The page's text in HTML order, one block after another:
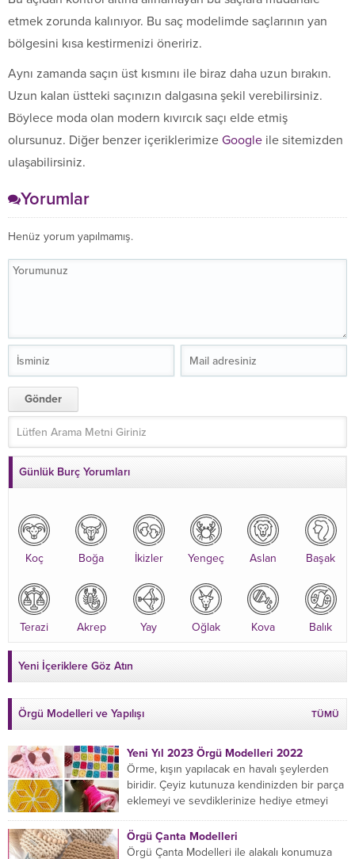
etmek zorunda kalınıyor. Bu saç modelimde saçlarının yan
bölgesini kısa kestirmenizi öneririz.
Aynı zamanda saçın üst kısmını ile biraz daha uzun bırakın.
Uzun kalan üstteki saçınızın dalgasına şekil verebilirsiniz.
Böylece moda olan modern kıvırcık saçı elde etmiş
olursunuz. Diğer benzer içeriklerimize Google ile sitemizden
ulaşabilirsiniz.
Yorumlar
Henüz yorum yapılmamış.
Günlük Burç Yorumları
Koç Boğa İkizler Yengeç Aslan Başak
Terazi Akrep Yay Oğlak Kova Balık
Yeni İçeriklere Göz Atın
Örgü Modelleri ve Yapılışı TÜMÜ
Yeni Yıl 2023 Örgü Modelleri 2022
Örme, kışın yapılacak en havalı şeylerden
biridir. Çeyiz kutunuza kendinizden bir parça
eklemeyi ve sevdiklerinize hediye etmeyi
Örgü Çanta Modelleri
Örgü Çanta Modelleri ile alakalı konumuza